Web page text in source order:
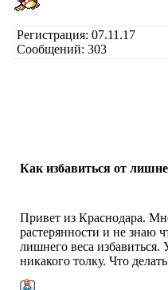
Регистрация: 07.11.17
Сообщений: 303
Как избавиться от
Привет из Краснодара.
растерянности и не знаю
лишнего веса избавиться.
никакого толку. Что